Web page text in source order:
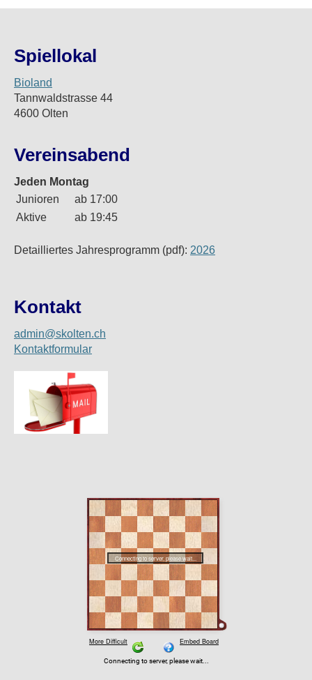
Spiellokal
Bioland
Tannwaldstrasse 44
4600 Olten
Vereinsabend
Jeden Montag
Junioren
ab 17:00
Aktive
ab 19:45
Detailliertes Jahresprogramm (pdf): 2026
Kontakt
admin@skolten.ch
Kontaktformular